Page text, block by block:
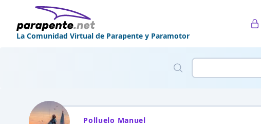
La Comunidad Virtual de Parapente y Paramotor
Polluelo Manuel